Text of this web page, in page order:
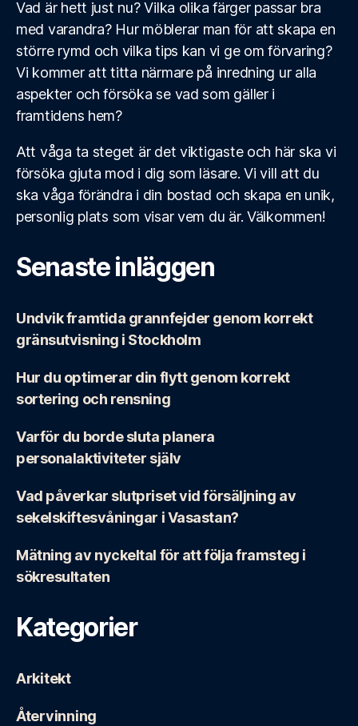
Vad är hett just nu? Vilka olika färger passar bra
med varandra? Hur möblerar man för att skapa en
större rymd och vilka tips kan vi ge om förvaring?
Vi kommer att titta närmare på inredning ur alla
aspekter och försöka se vad som gäller i
framtidens hem?
Att våga ta steget är det viktigaste och här ska vi
försöka gjuta mod i dig som läsare. Vi vill att du
ska våga förändra i din bostad och skapa en unik,
personlig plats som visar vem du är. Välkommen!
Senaste inläggen
Undvik framtida grannfejder genom korrekt
gränsutvisning i Stockholm
Hur du optimerar din flytt genom korrekt
sortering och rensning
Varför du borde sluta planera
personalaktiviteter själv
Vad påverkar slutpriset vid försäljning av
sekelskiftesvåningar i Vasastan?
Mätning av nyckeltal för att följa framsteg i
sökresultaten
Kategorier
Arkitekt
Återvinning